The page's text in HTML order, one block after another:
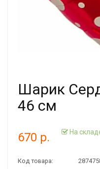
Шарик
46 см
670 р. На
Код товара: